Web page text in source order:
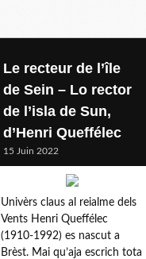
Le recteur de l’île
de Sein – Lo rector
de l’isla de Sun,
d’Henri Queffélec
15 Juin 2022
Univèrs claus al reialme dels
Vents Henri Queffélec
(1910-1992) es nascut a
Brèst. Mai qu’aja escrich tota